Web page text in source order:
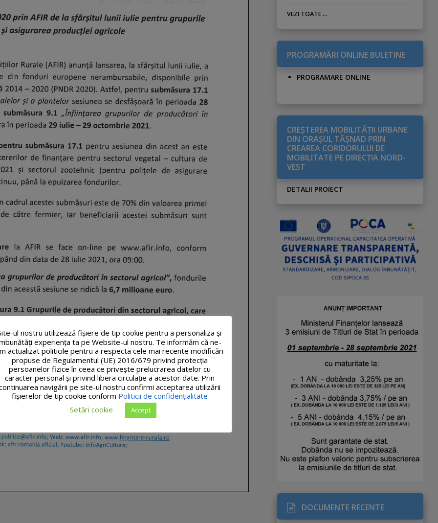
VEZI TOATE ...
PROGRAMĂRI ONLINE BULETINE
PROGRAMARE ONLINE
CREŞTEREA MOBILITĂŢII URBANE
DIN ORAŞUL TĂŞNAD PRIN
CREAREA CORIDORULUI DE
MOBILITATE PE DIRECŢIA NORD-
VEST
DETALII PROIECT
DOCUMENTE RECENTE
ul nostru utilizează fişiere de tip cookie pentru a personaliza și
experiența ta pe Website-ul nostru. Te informăm că ne-
actualizat politicile pentru a respecta cele mai recente modificări
propuse de Regulamentul (UE) 2016/679 privind protecția
persoanelor fizice în ceea ce privește prelucrarea datelor cu
caracter personal și privind libera circulație a acestor date. Prin
navigării pe site-ul nostru confirmi acceptarea utilizării
fişierelor de tip cookie conform Politicii de confidențialitate
Setări cookie
Accept